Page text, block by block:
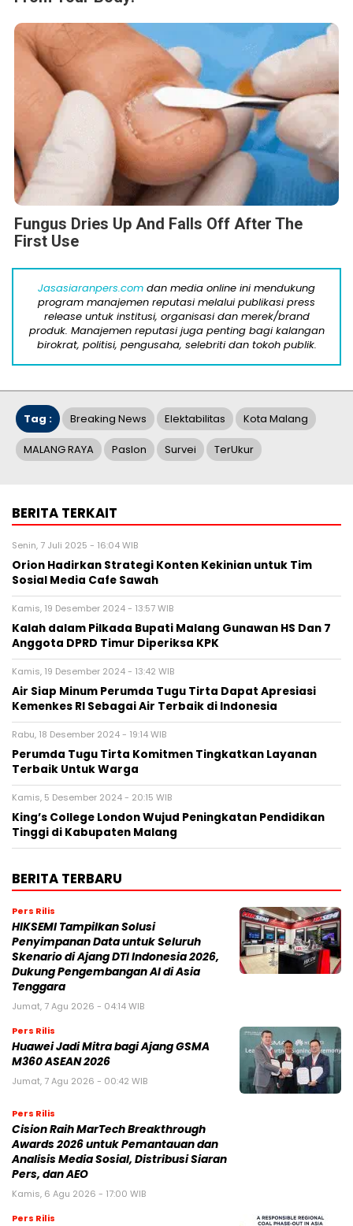
Fungus Dries Up And Falls Off After The
First Use
Jasasiaranpers.com dan media online ini mendukung
program manajemen reputasi melalui publikasi press
release untuk institusi, organisasi dan merek/brand
produk. Manajemen reputasi juga penting bagi kalangan
birokrat, politisi, pengusaha, selebriti dan tokoh publik.
Tag : Breaking News Elektabilitas Kota Malang
MALANG RAYA Paslon Survei TerUkur
BERITA TERKAIT
Senin, 7 Juli 2025 - 16:04 WIB
Orion Hadirkan Strategi Konten Kekinian untuk Tim
Sosial Media Cafe Sawah
Kamis, 19 Desember 2024 - 13:57 WIB
Kalah dalam Pilkada Bupati Malang Gunawan HS Dan 7
Anggota DPRD Timur Diperiksa KPK
Kamis, 19 Desember 2024 - 13:42 WIB
Air Siap Minum Perumda Tugu Tirta Dapat Apresiasi
Kemenkes RI Sebagai Air Terbaik di Indonesia
Rabu, 18 Desember 2024 - 19:14 WIB
Perumda Tugu Tirta Komitmen Tingkatkan Layanan
Terbaik Untuk Warga
Kamis, 5 Desember 2024 - 20:15 WIB
King’s College London Wujud Peningkatan Pendidikan
Tinggi di Kabupaten Malang
BERITA TERBARU
Pers Rilis
HIKSEMI Tampilkan Solusi
Penyimpanan Data untuk Seluruh
Skenario di Ajang DTI Indonesia 2026,
Dukung Pengembangan AI di Asia
Tenggara
Jumat, 7 Agu 2026 - 04:14 WIB
Pers Rilis
Huawei Jadi Mitra bagi Ajang GSMA
M360 ASEAN 2026
Jumat, 7 Agu 2026 - 00:42 WIB
Pers Rilis
Cision Raih MarTech Breakthrough
Awards 2026 untuk Pemantauan dan
Analisis Media Sosial, Distribusi Siaran
Pers, dan AEO
Kamis, 6 Agu 2026 - 17:00 WIB
Pers Rilis